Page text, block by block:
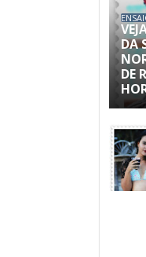
DA
DE